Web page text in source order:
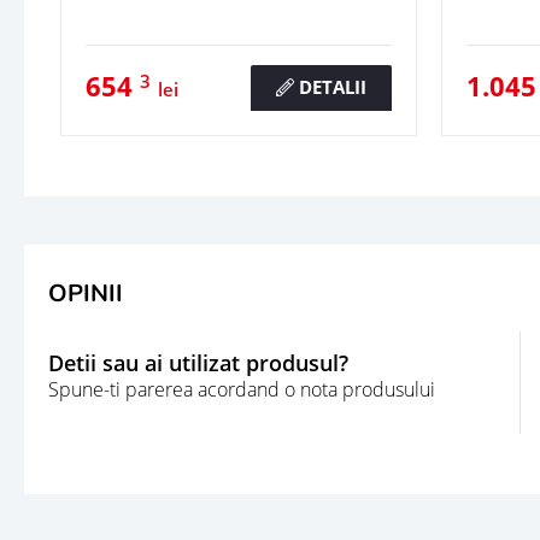
654 3 lei DETALII 1.045
OPINII
Detii sau ai utilizat produsul?
Spune-ti parerea acordand o nota produsului